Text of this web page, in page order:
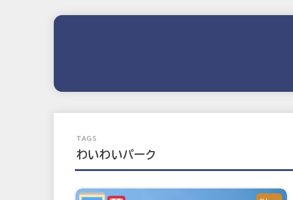
わいわいパーク